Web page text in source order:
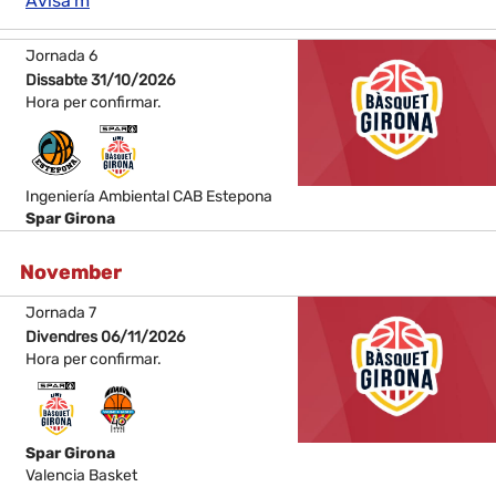
Jornada 6
Dissabte 31/10/2026
Hora per confirmar.
Ingeniería Ambiental CAB Estepona
Spar Girona
November
Jornada 7
Divendres 06/11/2026
Hora per confirmar.
Spar Girona
Valencia Basket